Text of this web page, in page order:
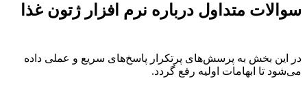
سوالات متداول درباره نرم افزار ژتون غذا
در این بخش به پرسش‌های پرتکرار پاسخ‌های سریع و عملی داده
می‌شود تا ابهامات اولیه رفع گردد.